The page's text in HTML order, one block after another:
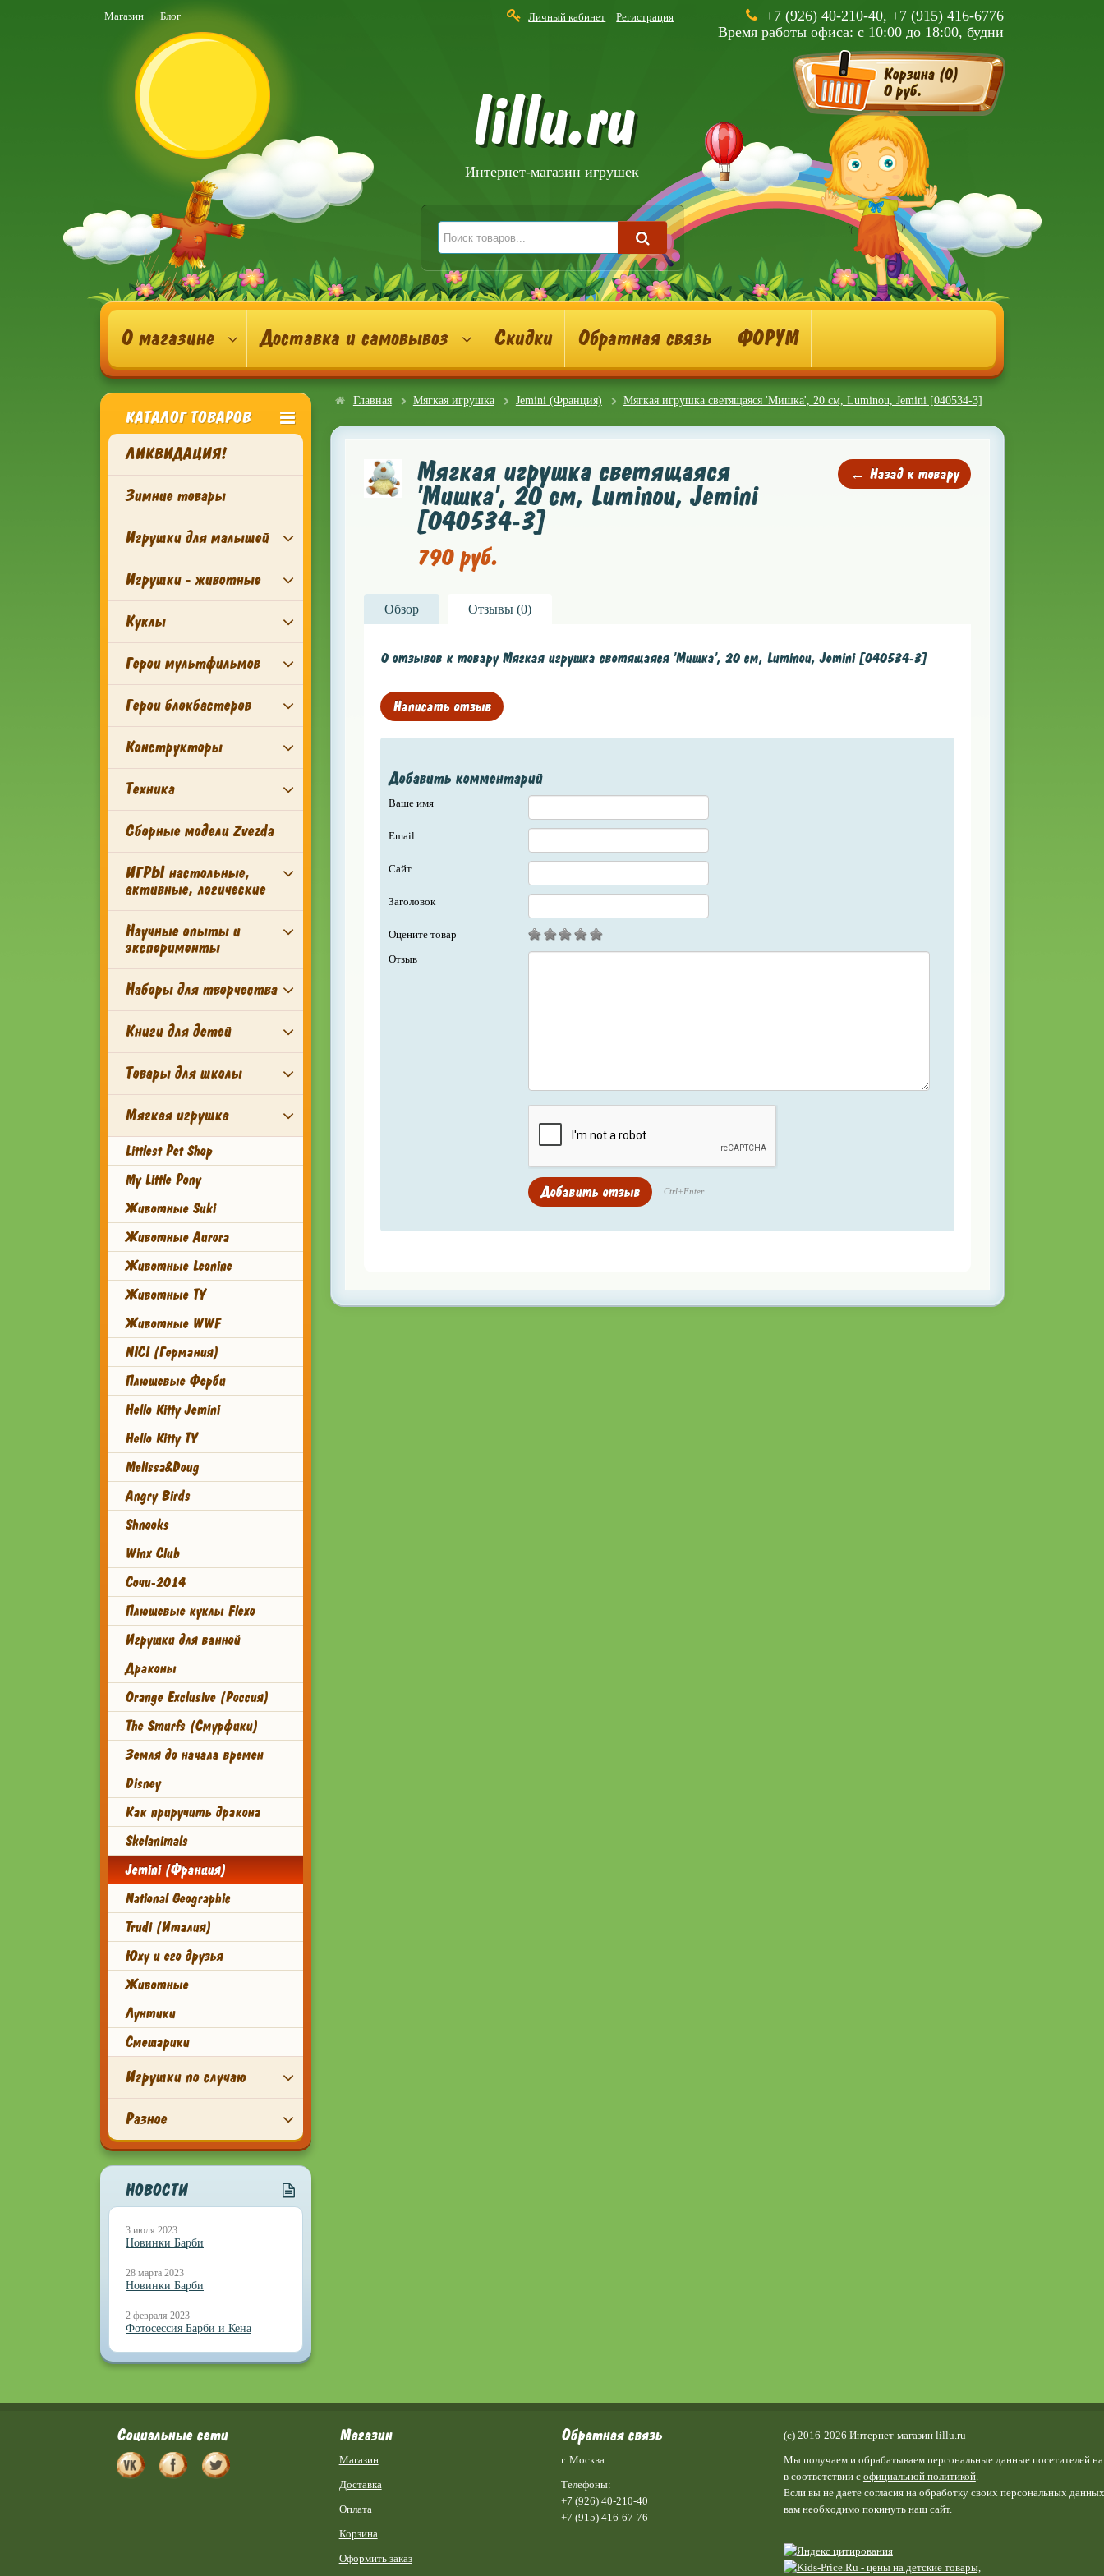
Магазин Блог Личный кабинет Регистрация
+7 (926) 40-210-40, +7 (915) 416-6776
Время работы офиса: с 10:00 до 18:00, будни
lillu.ru
Интернет-магазин игрушек
Корзина (0)
0 руб.
О магазине Доставка и самовывоз Скидки Обратная связь ФОРУМ
КАТАЛОГ ТОВАРОВ
ЛИКВИДАЦИЯ!
Зимние товары
Игрушки для малышей
Игрушки - животные
Куклы
Герои мультфильмов
Герои блокбастеров
Конструкторы
Техника
Сборные модели Zvezda
ИГРЫ настольные,
активные, логические
Научные опыты и
эксперименты
Наборы для творчества
Книги для детей
Товары для школы
Мягкая игрушка
Littlest Pet Shop
My Little Pony
Животные Suki
Животные Aurora
Животные Leonine
Животные TY
Животные WWF
NICI (Германия)
Плюшевые Ферби
Hello Kitty Jemini
Hello Kitty TY
Melissa&Doug
Angry Birds
Shnooks
Winx Club
Сочи-2014
Плюшевые куклы Flexo
Игрушки для ванной
Драконы
Orange Exclusive (Россия)
The Smurfs (Смурфики)
Земля до начала времен
Disney
Как приручить дракона
Skelanimals
Jemini (Франция)
National Geographic
Trudi (Италия)
Юху и его друзья
Животные
Лунтики
Смешарики
Игрушки по случаю
Разное
НОВОСТИ
3 июля 2023
Новинки Барби
28 марта 2023
Новинки Барби
2 февраля 2023
Фотосессия Барби и Кена
Главная Мягкая игрушка Jemini (Франция) Мягкая игрушка светящаяся 'Мишка', 20 см, Luminou, Jemini [040534-3]
Мягкая игрушка светящаяся
'Мишка', 20 см, Luminou, Jemini
[040534-3]
790 руб.
← Назад к товару
Обзор Отзывы (0)
0 отзывов к товару Мягкая игрушка светящаяся 'Мишка', 20 см, Luminou, Jemini [040534-3]
Написать отзыв
Добавить комментарий
Ваше имя
Email
Сайт
Заголовок
Оцените товар
Отзыв
Ctrl+Enter
Социальные сети Магазин
Магазин
Доставка
Оплата
Корзина
Оформить заказ
Обратная связь
г. Москва
Телефоны:
+7 (926) 40-210-40
+7 (915) 416-67-76
(c) 2016-2026 Интернет-магазин lillu.ru
Мы получаем и обрабатываем персональные данные посетителей
в соответствии с официальной политикой.
Если вы не даете согласия на обработку своих персональных
вам необходимо покинуть наш сайт.